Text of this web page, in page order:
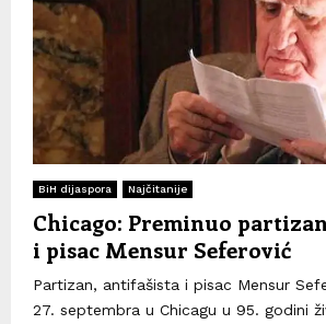
BiH dijaspora Najčitanije
Chicago: Preminuo
i pisac Mensur Seferović
Partizan, antifašista i pisac Mensur
27. septembra u Chicagu u 95. godini